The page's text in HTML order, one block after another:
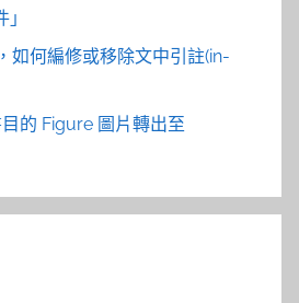
如何編修或移除文中引註(in-
的 Figure 圖片轉出至